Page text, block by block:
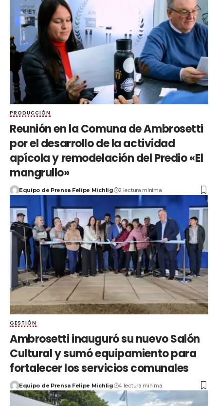
PRODUCCIÓN
Reunión en la Comuna de Ambrosetti
por el desarrollo de la actividad
apícola y remodelación del Predio «El
mangrullo»
Equipo de Prensa Felipe Michlig 2 lectura mínima
GESTIÓN
Ambrosetti inauguró su nuevo Salón
Cultural y sumó equipamiento para
fortalecer los servicios comunales
Equipo de Prensa Felipe Michlig 4 lectura mínima